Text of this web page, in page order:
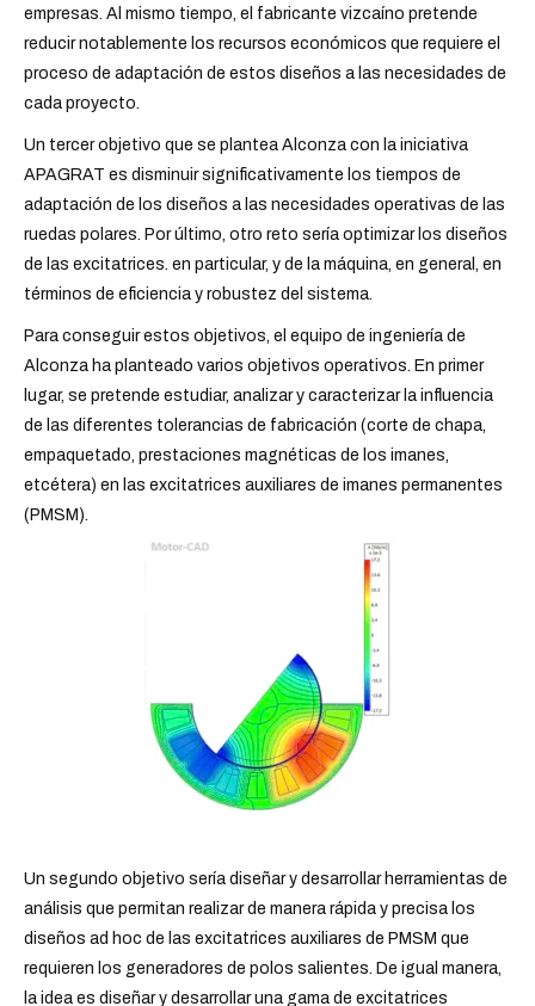
empresas. Al mismo tiempo, el fabricante vizcaíno pretende
reducir notablemente los recursos económicos que requiere el
proceso de adaptación de estos diseños a las necesidades de
cada proyecto.
Un tercer objetivo que se plantea Alconza con la iniciativa
APAGRAT es disminuir significativamente los tiempos de
adaptación de los diseños a las necesidades operativas de las
ruedas polares. Por último, otro reto sería optimizar los diseños
de las excitatrices. en particular, y de la máquina, en general, en
términos de eficiencia y robustez del sistema.
Para conseguir estos objetivos, el equipo de ingeniería de
Alconza ha planteado varios objetivos operativos. En primer
lugar, se pretende estudiar, analizar y caracterizar la influencia
de las diferentes tolerancias de fabricación (corte de chapa,
empaquetado, prestaciones magnéticas de los imanes,
etcétera) en las excitatrices auxiliares de imanes permanentes
(PMSM).
Un segundo objetivo sería diseñar y desarrollar herramientas de
análisis que permitan realizar de manera rápida y precisa los
diseños ad hoc de las excitatrices auxiliares de PMSM que
requieren los generadores de polos salientes. De igual manera,
la idea es diseñar y desarrollar una gama de excitatrices